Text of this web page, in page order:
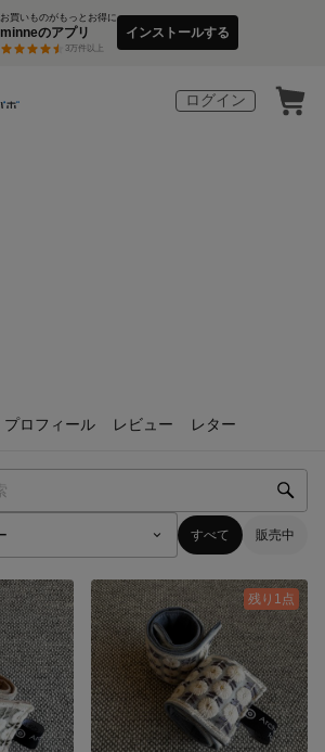
お買いものがもっとお得に
minneのアプリ
3万件以上
インストールする
ログイン
プロフィール レビュー レター
すべて 販売中
残り1点